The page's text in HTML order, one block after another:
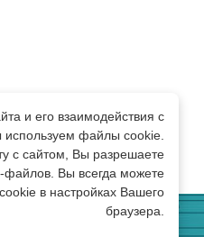
и его взаимодействия с
используем файлы cookie.
с сайтом, Вы разрешаете
файлов. Вы всегда можете
в настройках Вашего
браузера.